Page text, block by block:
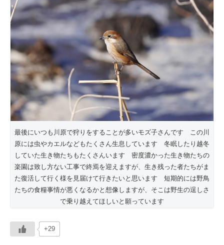
最後にいつも川原で狩りをすることが多いモズ子さんです この川
原には虫やカエルなどもたくさん生息しています 冬眠したり越冬
していた生き物たちもたくさんいます 密度濃かった生き物たちの
楽園は致し方ない工事で終焉を迎えますが、生き残った者たちがま
た復活して行く様を見届けて行きたいと思います 短期的には野鳥
たちの食糧事情が悪くなるかと想像しますが、そこは野生の逞しさ
で乗り越えてほしいと願っています
+29